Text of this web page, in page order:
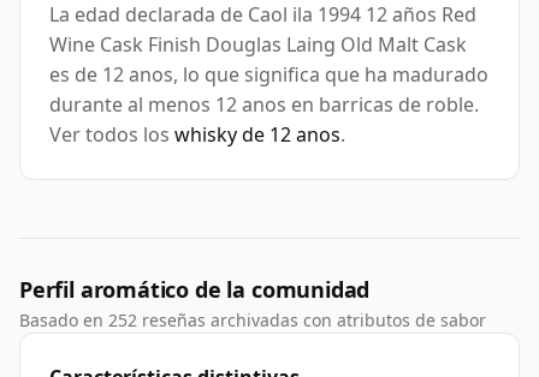
La edad declarada de Caol ila 1994 12 años Red
Wine Cask Finish Douglas Laing Old Malt Cask
es de 12 anos, lo que significa que ha madurado
durante al menos 12 anos en barricas de roble.
Ver todos los whisky de 12 anos.
Perfil aromático de la comunidad
Basado en 252 reseñas archivadas con atributos de sabor